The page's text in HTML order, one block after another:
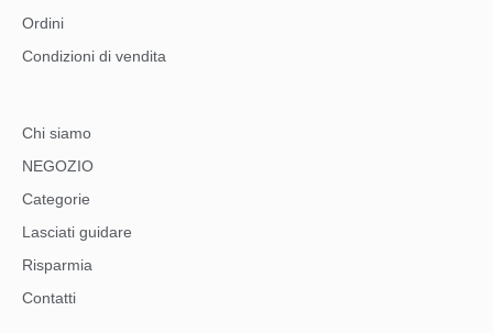
Ordini
Condizioni di vendita
Chi siamo
NEGOZIO
Categorie
Lasciati guidare
Risparmia
Contatti